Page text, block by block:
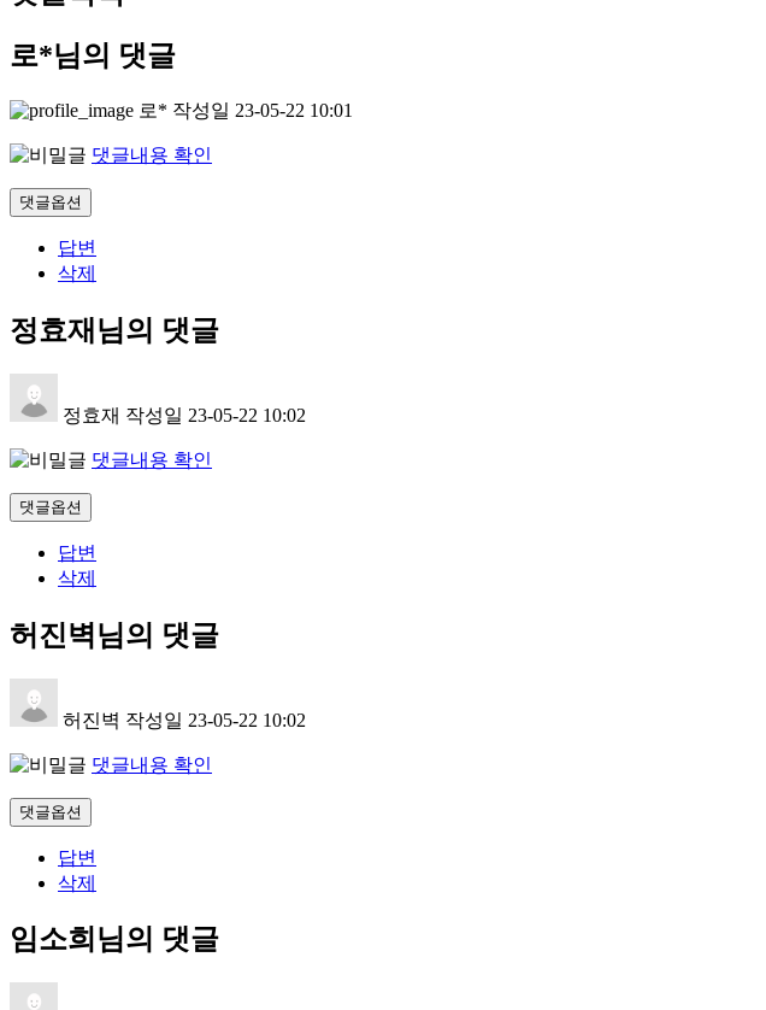
로*님의 댓글
로* 작성일 23-05-22 10:01
댓글내용 확인
댓글옵션
답변
삭제
정효재님의 댓글
정효재 작성일 23-05-22 10:02
댓글내용 확인
댓글옵션
답변
삭제
허진벽님의 댓글
허진벽 작성일 23-05-22 10:02
댓글내용 확인
댓글옵션
답변
삭제
임소희님의 댓글